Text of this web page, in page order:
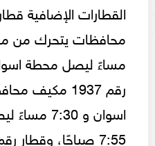
رقم 1937
اسوان و